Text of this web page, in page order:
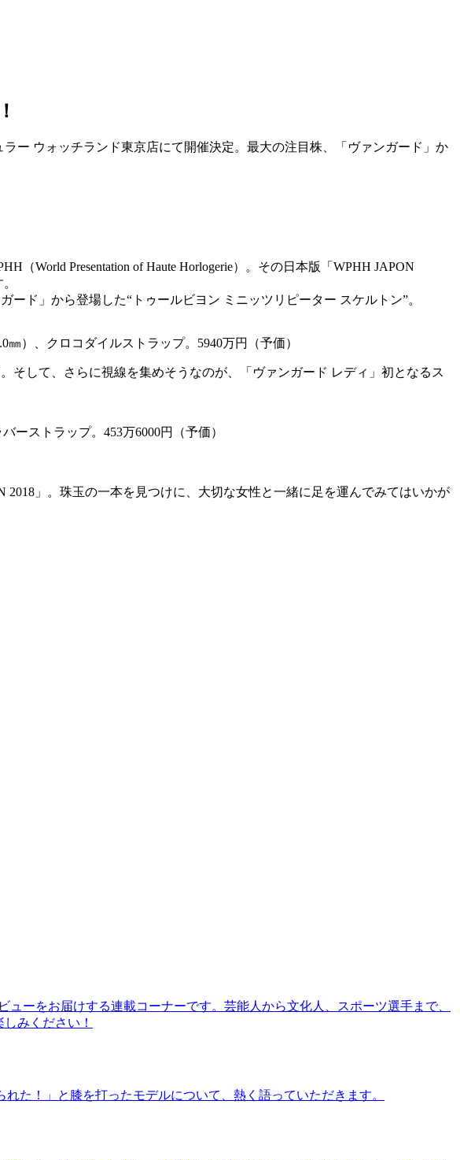
ー ウォッチランド東京店にて開催決定。最大の注目株、「ヴァンガード」か
World Presentation of Haute Horlogerie）。その日本版「WPHH JAPON
ド」から登場した“トゥールビヨン ミニッツリピーター スケルトン”。
）、クロコダイルストラップ。5940万円（予価）
して、さらに視線を集めそうなのが、「ヴァンガード レディ」初となるス
ーストラップ。453万6000円（予価）
」。珠玉の一本を見つけに、大切な女性と一緒に足を運んでみてはいかが
ーをお届けする連載コーナーです。芸能人から文化人、スポーツ選手まで、
みください！
た！」と膝を打ったモデルについて、熱く語っていただきます。